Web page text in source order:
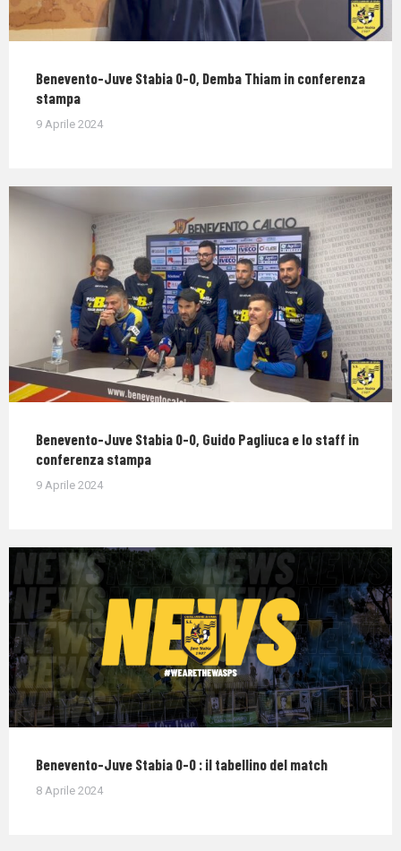
Benevento-Juve Stabia 0-0, Demba Thiam in conferenza
stampa
9 Aprile 2024
Benevento-Juve Stabia 0-0, Guido Pagliuca e lo staff in
conferenza stampa
9 Aprile 2024
Benevento-Juve Stabia 0-0 : il tabellino del match
8 Aprile 2024